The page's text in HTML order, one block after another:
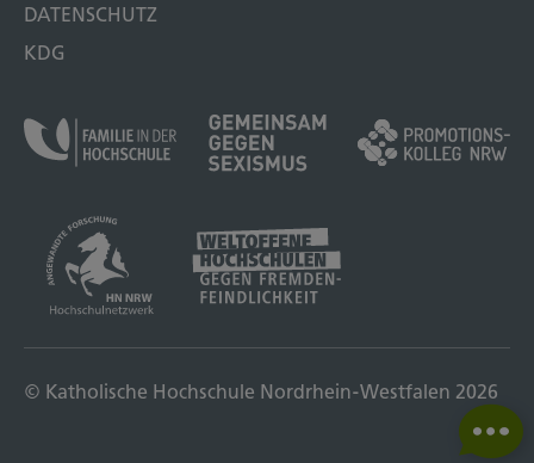
DATENSCHUTZ
KDG
© Katholische Hochschule Nordrhein-Westfalen 2026